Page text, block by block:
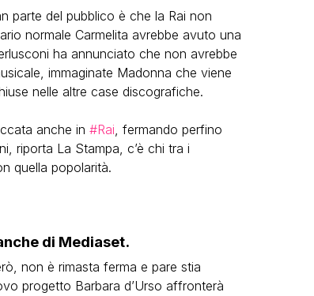
parte del pubblico è che la Rai non
normale Carmelita avrebbe avuto una
ha annunciato che non avrebbe
immaginate Madonna che viene
nelle altre case discografiche.
anche in #Rai, fermando perfino
riporta La Stampa, c’è chi tra i
quella popolarità.
di Mediaset.
non è rimasta ferma e pare stia
progetto Barbara d’Urso affronterà